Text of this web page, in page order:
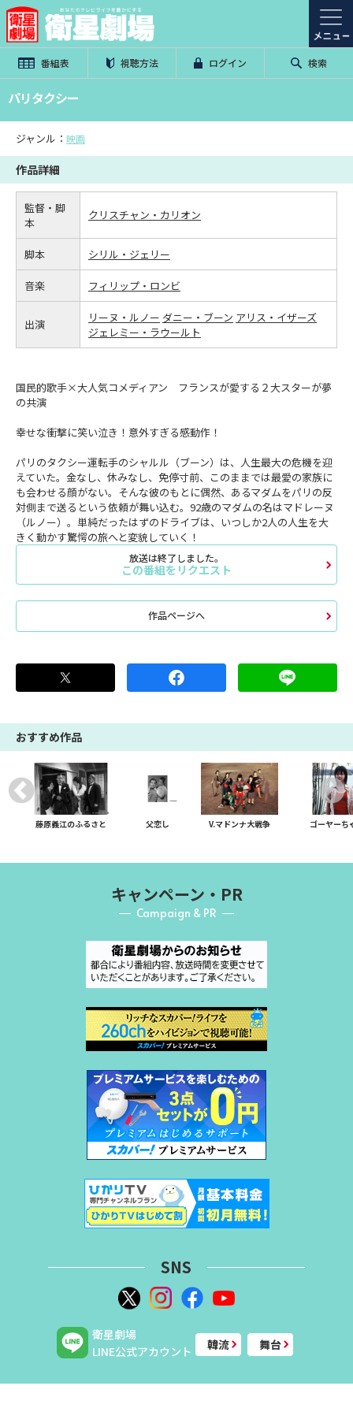
番組表 視聴方法 ログイン 検索
パリタクシー
ジャンル： 映画
作品詳細
監督・脚
本
クリスチャン・カリオン
脚本 シリル・ジェリー
音楽 フィリップ・ロンビ
出演 リーヌ・ルノー ダニー・ブーン アリス・イザーズ
ジェレミー・ラウールト
国民的歌手×大人気コメディアン フランスが愛する２大スターが夢
の共演
幸せな衝撃に笑い泣き！意外すぎる感動作！
パリのタクシー運転手のシャルル（ブーン）は、人生最大の危機を迎
えていた。金なし、休みなし、免停寸前、このままでは最愛の家族に
も会わせる顔がない。そんな彼のもとに偶然、あるマダムをパリの反
対側まで送るという依頼が舞い込む。92歳のマダムの名はマドレーヌ
（ルノー）。単純だったはずのドライブは、いつしか2人の人生を大
きく動かす驚愕の旅へと変貌していく！
放送は終了しました。
この番組をリクエスト
作品ページへ
おすすめ作品
藤原義江のふるさと 父恋し V.マドンナ大戦争 ゴーヤーち
キャンペーン・PR
Campaign & PR
SNS
衛星劇場
LINE公式アカウント
韓流 舞台